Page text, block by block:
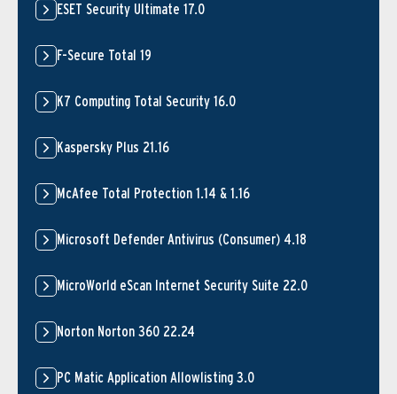
ESET Security Ultimate 17.0
F-Secure Total 19
K7 Computing Total Security 16.0
Kaspersky Plus 21.16
McAfee Total Protection 1.14 & 1.16
Microsoft Defender Antivirus (Consumer) 4.18
MicroWorld eScan Internet Security Suite 22.0
Norton Norton 360 22.24
PC Matic Application Allowlisting 3.0